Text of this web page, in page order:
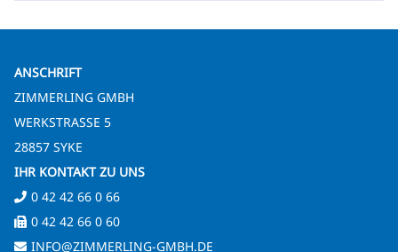
ANSCHRIFT
ZIMMERLING GMBH
WERKSTRASSE 5
28857 SYKE
IHR KONTAKT ZU UNS
0 42 42 66 0 66
0 42 42 66 0 60
INFO@ZIMMERLING-GMBH.DE